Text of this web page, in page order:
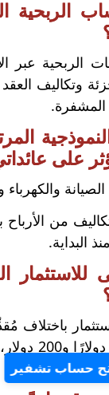
الربحية
الربحية عبر
وتكاليف
المشفرة.
على
والكهرباء
من الأرباح
البداية.
للاستثمار
باختلاف
غالبًا ما
حساب تشفير